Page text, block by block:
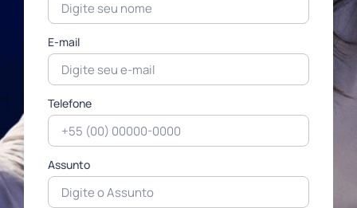
E-mail
Telefone
Assunto